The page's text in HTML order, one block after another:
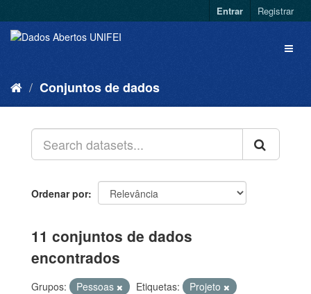
Entrar Registrar
Conjuntos de dados
Ordenar por
11 conjuntos de dados
encontrados
Grupos: Pessoas Etiquetas:
Projeto